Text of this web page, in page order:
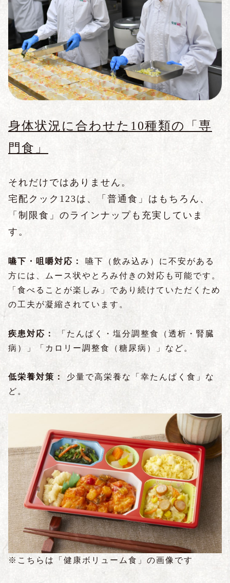
身体状況に合わせた10種類の「専
門食」
それだけではありません。
宅配クック123は、「普通食」はもちろん、
「制限食」のラインナップも充実していま
す。
嚥下・咀嚼対応：
嚥下（飲み込み）に不安がある
方には、ムース状やとろみ付きの対応も可能です。
「食べることが楽しみ」であり続けていただくため
の工夫が凝縮されています。
疾患対応：
「たんぱく・塩分調整食（透析・腎臓
病）」「カロリー調整食（糖尿病）」など。
低栄養対策：
少量で高栄養な「幸たんぱく食」な
ど。
※こちらは「健康ボリューム食」の画像です